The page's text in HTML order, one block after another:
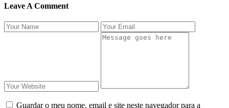
Leave A Comment
Guardar o meu nome, email e site neste navegador para a